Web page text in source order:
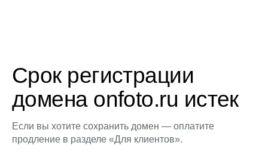
Срок регистрации
домена onfoto.ru истек
Если вы хотите сохранить домен — оплатите
продление в разделе «Для клиентов».